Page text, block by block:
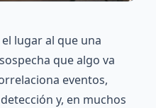
lugar al que una
que algo va
eventos,
y, en muchos